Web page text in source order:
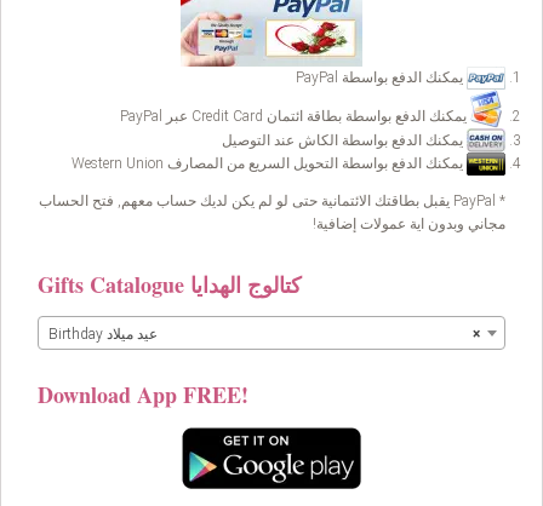
يمكنك الدفع بواسطة PayPal
يمكنك الدفع بواسطة بطاقة ائتمان Credit Card عبر PayPal
يمكنك الدفع بواسطة الكاش عند التوصيل
يمكنك الدفع بواسطة التحويل السريع من المصارف Western Union
* PayPal يقبل بطاقتك الائتمانية حتى لو لم يكن لديك حساب معهم, فتح الحساب
مجاني وبدون اية عمولات إضافية!
Gifts Catalogue كتالوج الهدايا
× Birthday عيد ميلاد
Download App FREE!